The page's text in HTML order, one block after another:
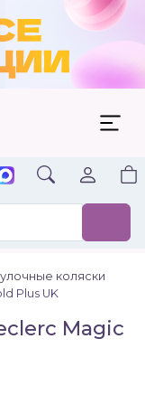
коляски
Plus UK
Magic